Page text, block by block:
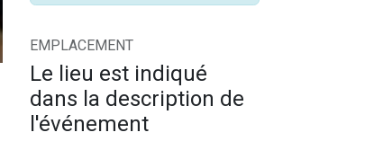
EMPLACEMENT
Le lieu est indiqué
dans la description de
l'événement